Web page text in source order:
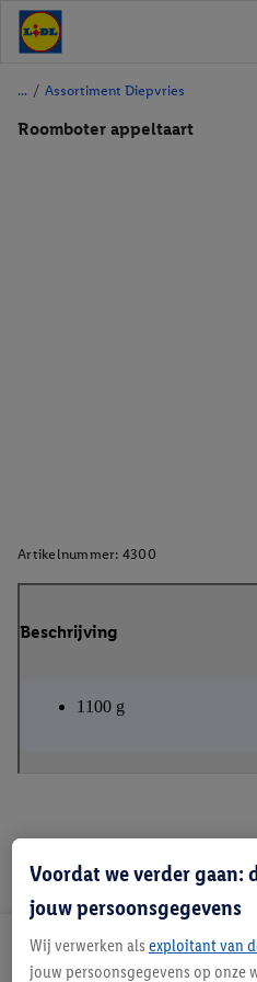
/ Assortiment Diepvries
Roomboter appeltaart
Artikelnummer: 4300
Beschrijving
1100 g
Lidl
Voordat we verder gaan:
jouw persoonsgegevens
Wij verwerken als exploitant van
jouw persoonsgegevens op onze